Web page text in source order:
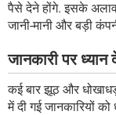
पैसे देने होंगे. इसके
जानी-मानी और बड़ी
जानकारी पर ध्यान
कई बार झूठ और
में दी गई जानकारियों